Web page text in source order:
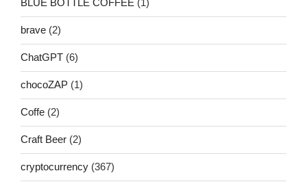
BLUE BOTTLE COFFEE (1)
brave (2)
ChatGPT (6)
chocoZAP (1)
Coffe (2)
Craft Beer (2)
cryptocurrency (367)